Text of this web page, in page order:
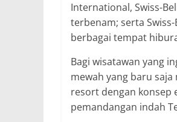
International, Swiss-
terbenam; serta
berbagai tempat
Bagi wisatawan yang
mewah yang baru
resort dengan konsep
pemandangan indah